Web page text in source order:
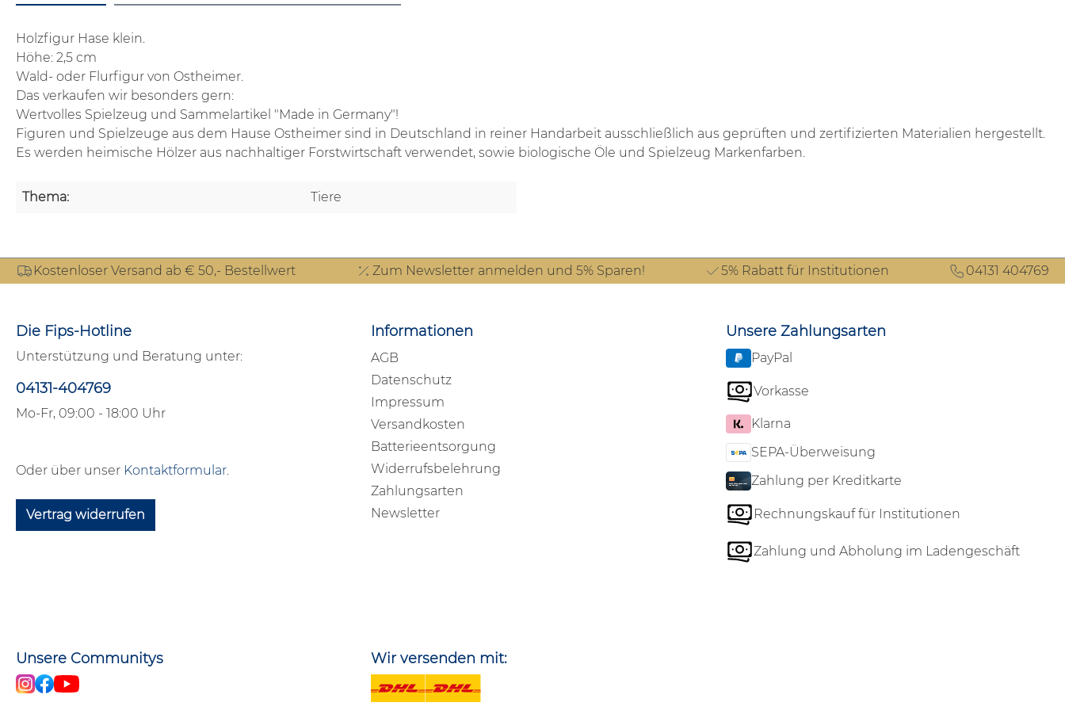
Holzfigur Hase klein.
Höhe: 2,5 cm
Wald- oder Flurfigur von Ostheimer.
Das verkaufen wir besonders gern:
Wertvolles Spielzeug und Sammelartikel "Made in Germany"!
Figuren und Spielzeuge aus dem Hause Ostheimer sind in Deutschland in reiner Handarbeit ausschließlich aus geprüften und zertifizierten Materialien hergestellt.
Es werden heimische Hölzer aus nachhaltiger Forstwirtschaft verwendet, sowie biologische Öle und Spielzeug Markenfarben.
Thema: Tiere
Kostenloser Versand ab € 50,- Bestellwert Zum Newsletter anmelden und 5% Sparen! 5% Rabatt für Institutionen 04131 404769
Die Fips-Hotline
Unterstützung und Beratung unter:
04131-404769
Mo-Fr, 09:00 - 18:00 Uhr
Oder über unser Kontaktformular.
Vertrag widerrufen
Informationen
AGB
Datenschutz
Impressum
Versandkosten
Batterieentsorgung
Widerrufsbelehrung
Zahlungsarten
Newsletter
Unsere Zahlungsarten
PayPal
Vorkasse
Klarna
SEPA-Überweisung
Zahlung per Kreditkarte
Rechnungskauf für Institutionen
Zahlung und Abholung im Ladengeschäft
Unsere Communitys Wir versenden mit: